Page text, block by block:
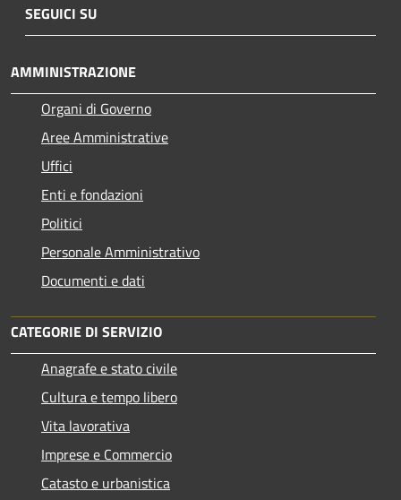
SEGUICI SU
AMMINISTRAZIONE
Organi di Governo
Aree Amministrative
Uffici
Enti e fondazioni
Politici
Personale Amministrativo
Documenti e dati
CATEGORIE DI SERVIZIO
Anagrafe e stato civile
Cultura e tempo libero
Vita lavorativa
Imprese e Commercio
Catasto e urbanistica